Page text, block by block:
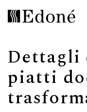
Dettagli
piatti
Calipso
Rivestimenti
Specchiere
Made in Italy